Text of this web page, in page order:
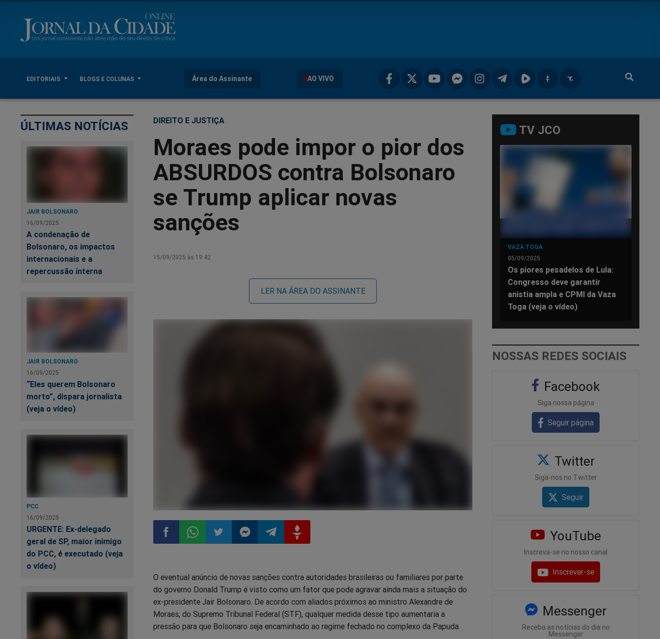
EDITORIAIS BLOGS E COLUNAS Área do Assinante AO VIVO
ÚLTIMAS NOTÍCIAS
JAIR BOLSONARO
16/09/2025
A condenação de
Bolsonaro, os impactos
internacionais e a
repercussão interna
JAIR BOLSONARO
16/09/2025
“Eles querem Bolsonaro
morto”, dispara jornalista
(veja o vídeo)
PCC
16/09/2025
URGENTE: Ex-delegado
geral de SP, maior inimigo
do PCC, é executado (veja
o vídeo)
DIREITO E JUSTIÇA
Moraes pode impor o pior dos
ABSURDOS contra Bolsonaro
se Trump aplicar novas
sanções
15/09/2025 às 19:42
LER NA ÁREA DO ASSINANTE
no
Facebook
no
Whatsapp
no
Twitter
no
Messenger
no
Telegram
no
Gettr
O eventual anúncio de novas sanções contra autoridades brasileiras ou familiares por parte
do governo Donald Trump é visto como um fator que pode agravar ainda mais a situação do
ex-presidente Jair Bolsonaro. De acordo com aliados próximos ao ministro Alexandre de
Moraes, do Supremo Tribunal Federal (STF), qualquer medida desse tipo aumentaria a
pressão para que Bolsonaro seja encaminhado ao regime fechado no complexo da Papuda.
TV JCO
VAZA TOGA
05/09/2025
Os piores pesadelos de Lula:
Congresso deve garantir
anistia ampla e CPMI da Vaza
Toga (veja o vídeo)
NOSSAS REDES SOCIAIS
Facebook
Siga nossa página
Seguir página
Twitter
Siga-nos no Twitter
Seguir
YouTube
Inscreva-se no nosso canal
Inscrever-se
Messenger
Receba as notícias do dia no
Messenger